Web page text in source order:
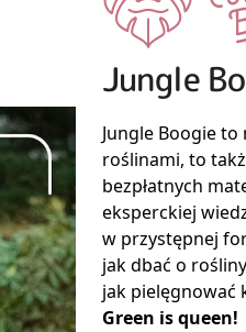
Jungle
Jungle Boogie
roślinami, to
bezpłatnych
eksperckiej
w przystępnej
jak dbać o
jak pielęgnować
Green is queen!